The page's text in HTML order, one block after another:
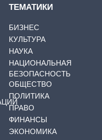
ТЕМАТИКИ
БИЗНЕС
КУЛЬТУРА
НАУКА
НАЦИОНАЛЬНАЯ
БЕЗОПАСНОСТЬ
ОБЩЕСТВО
ПОЛИТИКА
ПРАВО
ФИНАНСЫ
ЭКОНОМИКА